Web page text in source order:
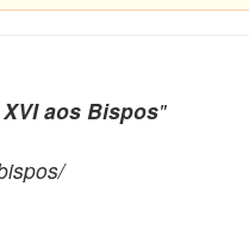
aos Bispos"